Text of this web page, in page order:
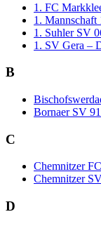
1. FC
1. Mannschaft
1. Suhler SV
1. SV Gera –
B
Bornaer SV
C
Chemnitzer
Chemnitzer
D